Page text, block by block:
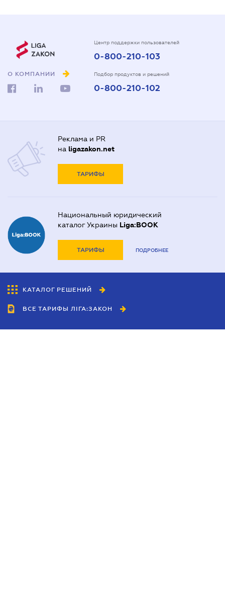
О КОМПАНИИ
Центр поддержки пользователей
0-800-210-103
Подбор продуктов и решений
0-800-210-102
Реклама и PR
на ligazakon.net
ТАРИФЫ
Национальный юридический
каталог Украины Liga:BOOK
ТАРИФЫ ПОДРОБНЕЕ
КАТАЛОГ РЕШЕНИЙ
ВСЕ ТАРИФЫ ЛІГА:ЗАКОН